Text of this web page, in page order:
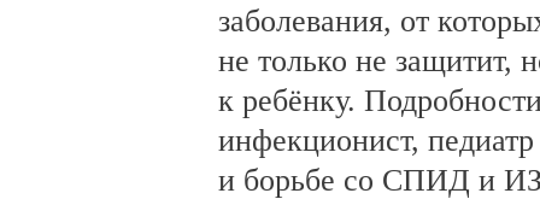
заболевания, от
не только не защитит,
к ребёнку.
инфекционист,
и борьбе со СПИД и